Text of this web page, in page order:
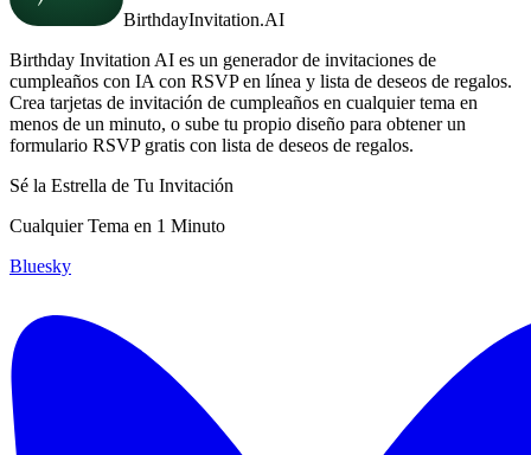
BirthdayInvitation.AI
Birthday Invitation AI es un generador de invitaciones de
cumpleaños con IA con RSVP en línea y lista de deseos de regalos.
Crea tarjetas de invitación de cumpleaños en cualquier tema en
menos de un minuto, o sube tu propio diseño para obtener un
formulario RSVP gratis con lista de deseos de regalos.
Sé la Estrella de Tu Invitación
Cualquier Tema en 1 Minuto
Bluesky